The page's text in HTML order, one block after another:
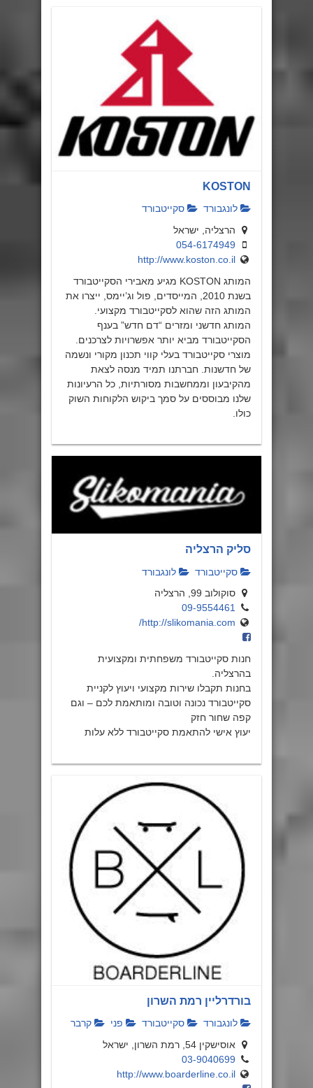
KOSTON
לונגבורד
סקייטבורד
הרצליה, ישראל
054-6174949
http://www.koston.co.il
המותג KOSTON מגיע מאבירי הסקייטבורד
בשנת 2010, המייסדים, פול וג’יימס, ייצרו את
המותג הזה שהוא לסקייטבורד מקצועי.
המותג חדשני ומזרים “דם חדש” בענף
הסקייטבורד מביא יותר אפשרויות לצרכנים.
מוצרי סקייטבורד בעלי קווי תכנון מקורי ונשמה
של חדשנות. חברתנו תמיד מנסה לצאת
מהקיבעון וממחשבות מסורתיות, כל הרעיונות
שלנו מבוססים על סמך ביקוש הלקוחות השוק
כולו.
סליק הרצליה
סקייטבורד
לונגבורד
סוקולוב 99, הרצליה
09-9554461
http://slikomania.com/
חנות סקייטבורד משפחתית ומקצועית
בהרצליה.
בחנות תקבלו שירות מקצועי ויעוץ לקניית
סקייטבורד נכונה וטובה ומותאמת לכם – וגם
קפה שחור חזק
יעוץ אישי להתאמת סקייטבורד ללא עלות
בורדרליין רמת השרון
לונגבורד סקייטבורד פני
קרבר
אוסישקין 54, רמת השרון, ישראל
03-9040699
http://www.boarderline.co.il